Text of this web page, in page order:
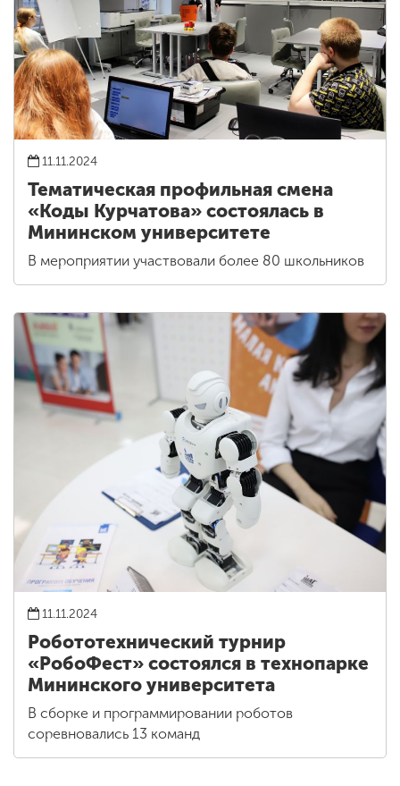
11.11.2024
Тематическая профильная смена
«Коды Курчатова» состоялась в
Мининском университете
В мероприятии участвовали более 80 школьников
11.11.2024
Робототехнический турнир
«РобоФест» состоялся в технопарке
Мининского университета
В сборке и программировании роботов
соревновались 13 команд